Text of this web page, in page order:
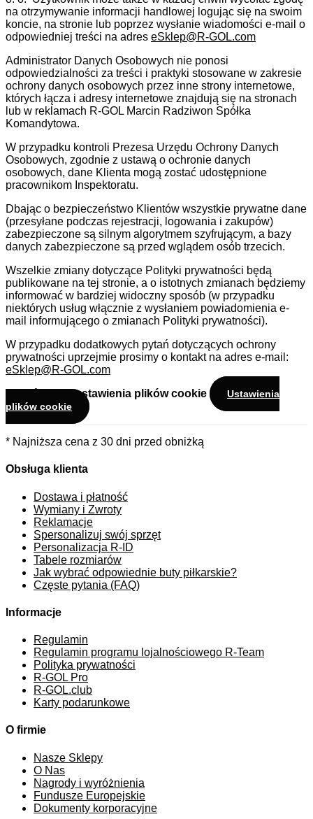
na otrzymywanie informacji handlowej logując się na swoim
koncie, na stronie lub poprzez wysłanie wiadomości e-mail o
odpowiedniej treści na adres eSklep@R-GOL.com
Administrator Danych Osobowych nie ponosi
odpowiedzialności za treści i praktyki stosowane w zakresie
ochrony danych osobowych przez inne strony internetowe,
których łącza i adresy internetowe znajdują się na stronach
lub w reklamach R-GOL Marcin Radziwon Spółka
Komandytowa.
W przypadku kontroli Prezesa Urzędu Ochrony Danych
Osobowych, zgodnie z ustawą o ochronie danych
osobowych, dane Klienta mogą zostać udostępnione
pracownikom Inspektoratu.
Dbając o bezpieczeństwo Klientów wszystkie prywatne dane
(przesyłane podczas rejestracji, logowania i zakupów)
zabezpieczone są silnym algorytmem szyfrującym, a bazy
danych zabezpieczone są przed wglądem osób trzecich.
Wszelkie zmiany dotyczące Polityki prywatności będą
publikowane na tej stronie, a o istotnych zmianach będziemy
informować w bardziej widoczny sposób (w przypadku
niektórych usług włącznie z wysłaniem powiadomienia e-
mail informującego o zmianach Polityki prywatności).
W przypadku dodatkowych pytań dotyczących ochrony
prywatności uprzejmie prosimy o kontakt na adres e-mail:
eSklep@R-GOL.com
Zmień swoje ustawienia plików cookie
Ustawienia
plików cookie
* Najniższa cena z 30 dni przed obniżką
Obsługa klienta
Dostawa i płatność
Wymiany i Zwroty
Reklamacje
Spersonalizuj swój sprzęt
Personalizacja R-ID
Tabele rozmiarów
Jak wybrać odpowiednie buty piłkarskie?
Częste pytania (FAQ)
Informacje
Regulamin
Regulamin programu lojalnościowego R-Team
Polityka prywatności
R-GOL Pro
R-GOL.club
Karty podarunkowe
O firmie
Nasze Sklepy
O Nas
Nagrody i wyróżnienia
Fundusze Europejskie
Dokumenty korporacyjne